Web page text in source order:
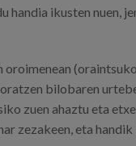
ikusten nuen,
bilobaren
zuen ahaztu eta
zezakeen, eta